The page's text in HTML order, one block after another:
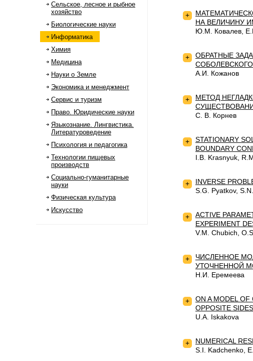
Сельское, лесное и рыбное
хозяйство
Биологические науки
Информатика
Химия
Медицина
Науки о Земле
Экономика и менеджмент
Сервис и туризм
Право. Юридические науки
Языкознание. Лингвистика.
Литературоведение
Психология и педагогика
Технологии пищевых
производств
Социально-гуманитарные
науки
Физическая культура
Искусство
+
НА ВЕЛИЧИНУ
Ю.М. Ковалев,
+
ОБРАТНЫЕ
А.И. Кожанов
+
МЕТОД
С. В. Корнев
+
STATIONARY
BOUNDARY
I.B. Krasnyuk,
+ INVERSE
S.G. Pyatkov,
+
ACTIVE
EXPERIMENT
V.M. Chubich,
+
ЧИСЛЕННОЕ
УТОЧНЕННОЙ
Н.И. Еремеева
+
ON A MODEL OF
OPPOSITE SIDES
U.A. Iskakova
+ NUMERICAL
S.I. Kadchenko,